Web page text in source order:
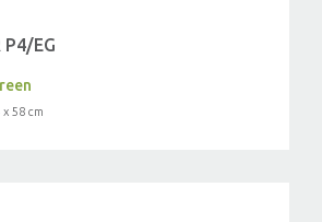
P4/EG
58 cm